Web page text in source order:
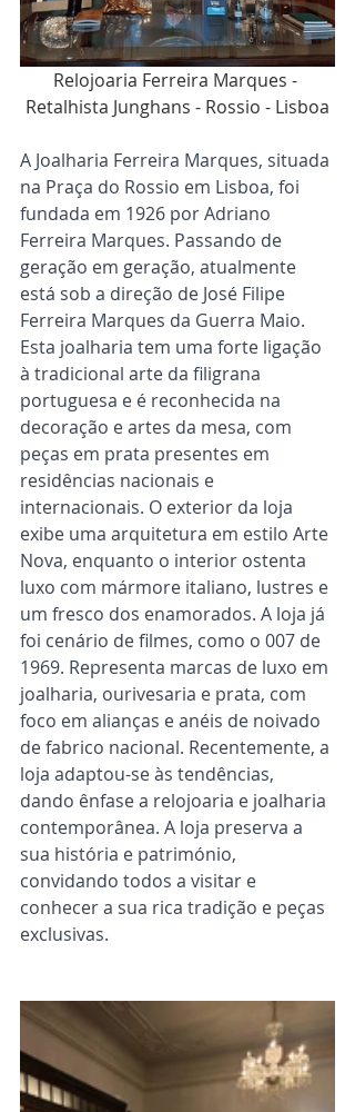
Relojoaria Ferreira Marques -
Retalhista Junghans - Rossio - Lisboa
A Joalharia Ferreira Marques, situada
na Praça do Rossio em Lisboa, foi
fundada em 1926 por Adriano
Ferreira Marques. Passando de
geração em geração, atualmente
está sob a direção de José Filipe
Ferreira Marques da Guerra Maio.
Esta joalharia tem uma forte ligação
à tradicional arte da filigrana
portuguesa e é reconhecida na
decoração e artes da mesa, com
peças em prata presentes em
residências nacionais e
internacionais. O exterior da loja
exibe uma arquitetura em estilo Arte
Nova, enquanto o interior ostenta
luxo com mármore italiano, lustres e
um fresco dos enamorados. A loja já
foi cenário de filmes, como o 007 de
1969. Representa marcas de luxo em
joalharia, ourivesaria e prata, com
foco em alianças e anéis de noivado
de fabrico nacional. Recentemente, a
loja adaptou-se às tendências,
dando ênfase a relojoaria e joalharia
contemporânea. A loja preserva a
sua história e património,
convidando todos a visitar e
conhecer a sua rica tradição e peças
exclusivas.